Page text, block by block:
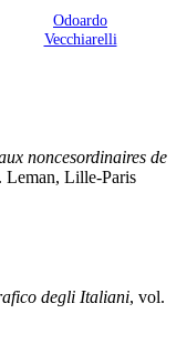
Odoardo
Vecchiarelli
noncesordinaires de
Leman, Lille-Paris
degli Italiani, vol.